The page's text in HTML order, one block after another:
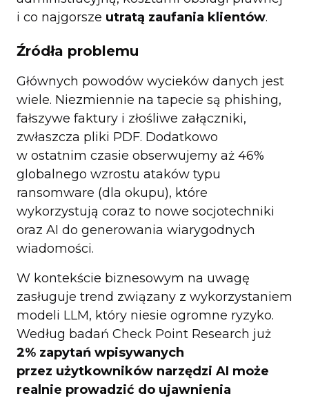
i co najgorsze utratą zaufania klientów.
Źródła problemu
Głównych powodów wycieków danych jest
wiele. Niezmiennie na tapecie są phishing,
fałszywe faktury i złośliwe załączniki,
zwłaszcza pliki PDF. Dodatkowo
w ostatnim czasie obserwujemy aż 46%
globalnego wzrostu ataków typu
ransomware (dla okupu), które
wykorzystują coraz to nowe socjotechniki
oraz AI do generowania wiarygodnych
wiadomości.
W kontekście biznesowym na uwagę
zasługuje trend związany z wykorzystaniem
modeli LLM, który niesie ogromne ryzyko.
Według badań Check Point Research już
2% zapytań wpisywanych
przez użytkowników narzędzi AI może
realnie prowadzić do ujawnienia